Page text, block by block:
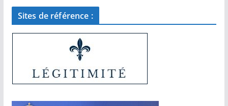
Sites de référence :